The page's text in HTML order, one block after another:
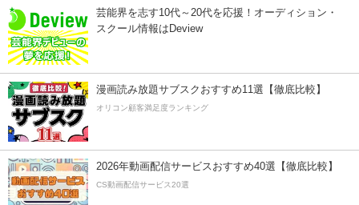
芸能界を志す10代～20代を応援！オーディション・
スクール情報はDeview
漫画読み放題サブスクおすすめ11選【徹底比較】
オリコン顧客満足度ランキング
2026年動画配信サービスおすすめ40選【徹底比較】
CS動画配信サービス20選